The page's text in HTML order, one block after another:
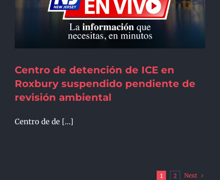
Centro de detención de ICE en
Roxbury suspendido pendiente de
revisión ambiental
Centro de de [...]
1 2 Next